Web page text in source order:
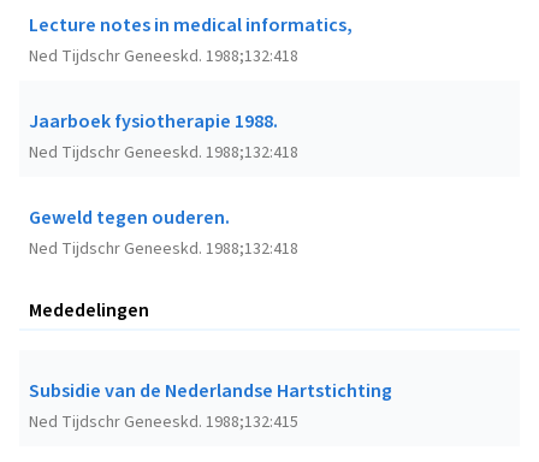
Lecture notes in medical informatics,
Ned Tijdschr Geneeskd. 1988;132:418
Jaarboek fysiotherapie 1988.
Ned Tijdschr Geneeskd. 1988;132:418
Geweld tegen ouderen.
Ned Tijdschr Geneeskd. 1988;132:418
Mededelingen
Subsidie van de Nederlandse Hartstichting
Ned Tijdschr Geneeskd. 1988;132:415